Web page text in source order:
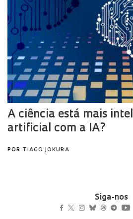
Siga-nos